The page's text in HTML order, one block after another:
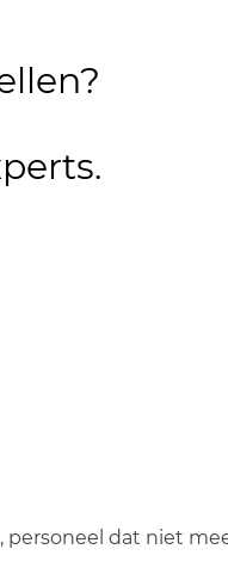
dat niet